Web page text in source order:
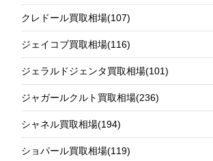
クレドール買取相場(107)
ジェイコブ買取相場(116)
ジェラルドジェンタ買取相場(101)
ジャガールクルト買取相場(236)
シャネル買取相場(194)
ショパール買取相場(119)